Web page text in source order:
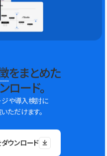
をまとめた
ロード。
や導入検討に
ただけます。
ウンロード